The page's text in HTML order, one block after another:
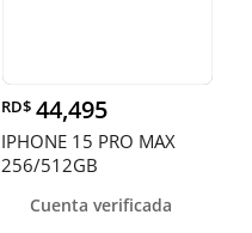
RD$ 44,495
IPHONE 15 PRO MAX
256/512GB
OFERTA
Cuenta verificada